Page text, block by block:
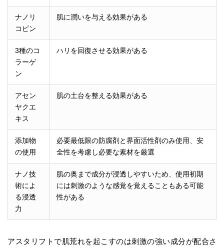
ナノリ
コピン
肌に潤いを与える効果がある
3種のコ
ラーゲ
ン
ハリを回復させる効果がある
アセン
ヤクエ
キス
肌の土台を整える効果がある
添加物
の使用
必要最低限の防腐剤と界面活性剤のみ使用、安
全性を考慮し必要な素材を厳選
ナノ技
術によ
る浸透
力
肌の奥まで成分が浸透しやすいため、使用初期
には刺激のような感覚を覚えることもある可能
性がある
アスタリフトで肌荒れを起こすのは刺激の強い成分が配合さ